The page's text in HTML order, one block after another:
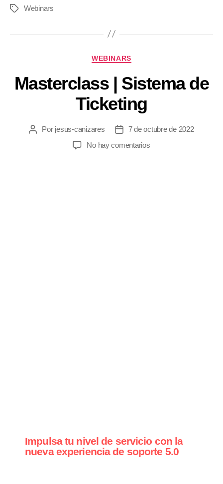
Webinars
WEBINARS
Masterclass | Sistema de
Ticketing
Por jesus-canizares
7 de octubre de 2022
No hay comentarios
Impulsa tu nivel de servicio con la
nueva experiencia de soporte 5.0